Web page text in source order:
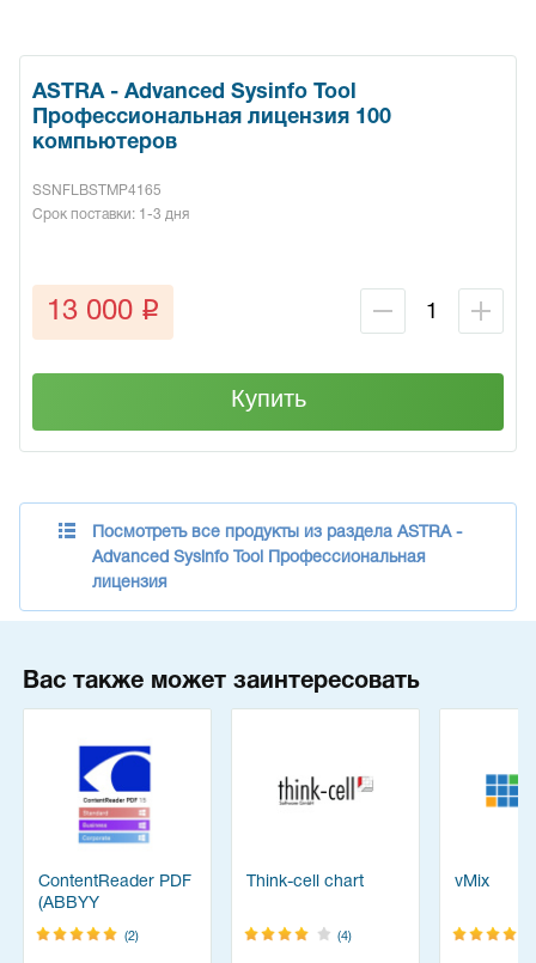
ASTRA - Advanced Sysinfo Tool
Профессиональная лицензия 100
компьютеров
SSNFLBSTMP4165
Срок поставки: 1-3 дня
13 000 q
Купить
Посмотреть все продукты из раздела ASTRA -
Advanced Sysinfo Tool Профессиональная
лицензия
Вас также может заинтересовать
ContentReader PDF
(ABBYY
FineReader)
(2)
Think-cell chart
(4)
vMix